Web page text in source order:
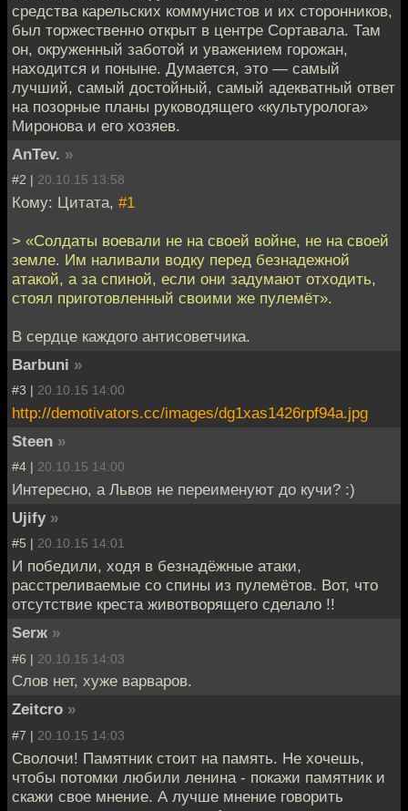
средства карельских коммунистов и их сторонников,
был торжественно открыт в центре Сортавала. Там
он, окруженный заботой и уважением горожан,
находится и поныне. Думается, это — самый
лучший, самый достойный, самый адекватный ответ
на позорные планы руководящего «культуролога»
Миронова и его хозяев.
AnTev. »
#2 | 20.10.15 13:58
Кому: Цитата, #1
> «Солдаты воевали не на своей войне, не на своей
земле. Им наливали водку перед безнадежной
атакой, а за спиной, если они задумают отходить,
стоял приготовленный своими же пулемёт».
В сердце каждого антисоветчика.
Barbuni »
#3 | 20.10.15 14:00
http://demotivators.cc/images/dg1xas1426rpf94a.jpg
Steen »
#4 | 20.10.15 14:00
Интересно, а Львов не переименуют до кучи? :)
Ujify »
#5 | 20.10.15 14:01
И победили, ходя в безнадёжные атаки,
расстреливаемые со спины из пулемётов. Вот, что
отсутствие креста животворящего сделало !!
Serж »
#6 | 20.10.15 14:03
Слов нет, хуже варваров.
Zeitcro »
#7 | 20.10.15 14:03
Сволочи! Памятник стоит на память. Не хочешь,
чтобы потомки любили ленина - покажи памятник и
скажи свое мнение. А лучше мнение говорить